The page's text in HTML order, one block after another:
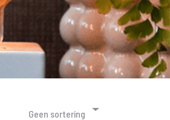
Geen sortering